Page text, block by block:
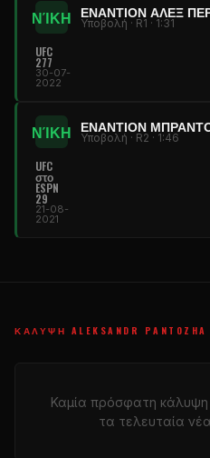
ΝΊΚΗ ΕΝΑΝΤΊΟΝ ΆΛΕΞ
Υποβολή · R1 · 1:31
UFC
277
30-07-
2022
ΝΊΚΗ ΕΝΑΝΤΊΟΝ
Υποβολή · R2 · 1:46
UFC
στο
ESPN
29
21-08-
2021
ΚΆΛΥΨΗ ALEKSANDR PANTOZHA
Καμία πρόσφατη
τα τελευταία